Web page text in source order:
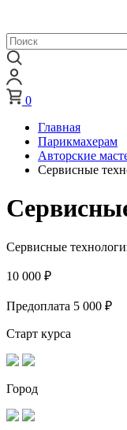
0
Главная
Парикмахерам
Авторские
Сервисные
Сервисные
10 000 ₽
Предоплата 5 000 ₽
Старт курса
Город